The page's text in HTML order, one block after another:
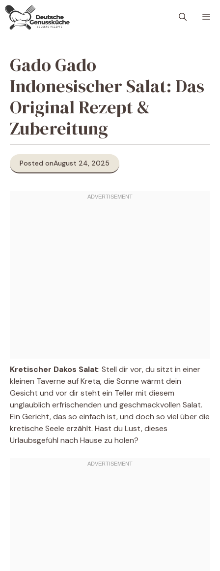
Skip
content
Gado Gado
Indonesischer Salat: Das
Original Rezept &
Zubereitung
Posted onAugust 24, 2025
Kretischer Dakos Salat: Stell dir vor, du sitzt in einer
kleinen Taverne auf Kreta, die Sonne wärmt dein
Gesicht und vor dir steht ein Teller mit diesem
unglaublich erfrischenden und geschmackvollen Salat.
Ein Gericht, das so einfach ist, und doch so viel über die
kretische Seele erzählt. Hast du Lust, dieses
Urlaubsgefühl nach Hause zu holen?